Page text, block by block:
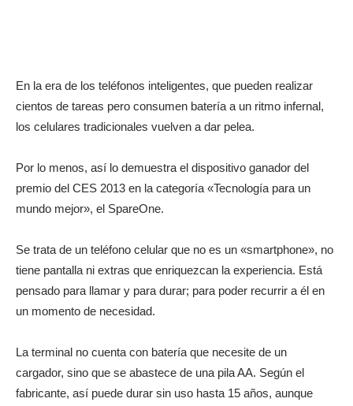
En la era de los teléfonos inteligentes, que pueden realizar
cientos de tareas pero consumen batería a un ritmo infernal,
los celulares tradicionales vuelven a dar pelea.
Por lo menos, así lo demuestra el dispositivo ganador del
premio del CES 2013 en la categoría «Tecnología para un
mundo mejor», el SpareOne.
Se trata de un teléfono celular que no es un «smartphone», no
tiene pantalla ni extras que enriquezcan la experiencia. Está
pensado para llamar y para durar; para poder recurrir a él en
un momento de necesidad.
La terminal no cuenta con batería que necesite de un
cargador, sino que se abastece de una pila AA. Según el
fabricante, así puede durar sin uso hasta 15 años, aunque